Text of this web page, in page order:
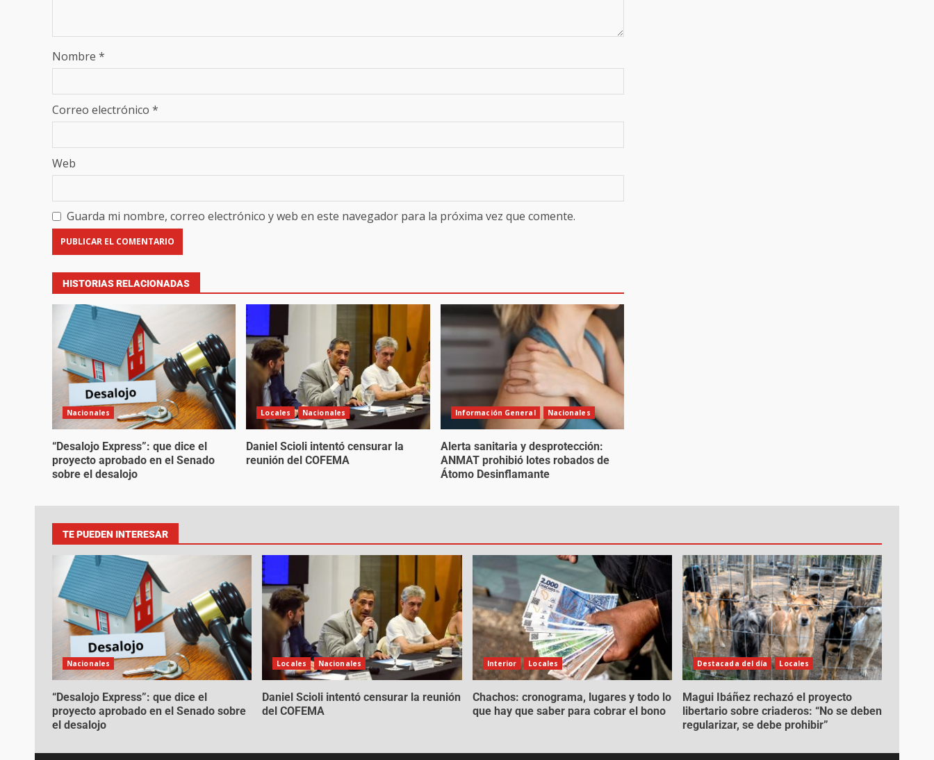
Nombre *
Correo electrónico *
Web
Guarda mi nombre, correo electrónico y web en este navegador para la próxima vez que comente.
HISTORIAS RELACIONADAS
Nacionales
“Desalojo Express”: que dice el
proyecto aprobado en el Senado
sobre el desalojo
Locales Nacionales
Daniel Scioli intentó censurar la
reunión del COFEMA
Información General Nacionales
Alerta sanitaria y desprotección:
ANMAT prohibió lotes robados de
Átomo Desinflamante
TE PUEDEN INTERESAR
Nacionales
“Desalojo Express”: que dice el
proyecto aprobado en el Senado sobre
el desalojo
Locales Nacionales
Daniel Scioli intentó censurar la reunión
del COFEMA
Interior Locales
Chachos: cronograma, lugares y todo lo
que hay que saber para cobrar el bono
Destacada del día Locales
Magui Ibáñez rechazó el proyecto
libertario sobre criaderos: “No se deben
regularizar, se debe prohibir”